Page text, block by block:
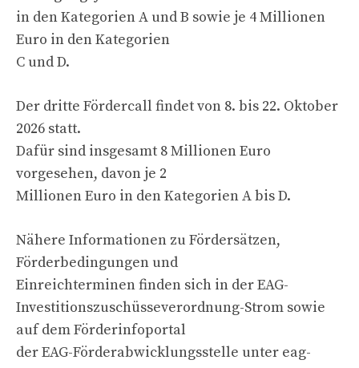
in den Kategorien A und B sowie je 4 Millionen
Euro in den Kategorien
C und D.
Der dritte Fördercall findet von 8. bis 22. Oktober
2026 statt.
Dafür sind insgesamt 8 Millionen Euro
vorgesehen, davon je 2
Millionen Euro in den Kategorien A bis D.
Nähere Informationen zu Fördersätzen,
Förderbedingungen und
Einreichterminen finden sich in der EAG-
Investitionszuschüsseverordnung-Strom sowie
auf dem Förderinfoportal
der EAG-Förderabwicklungsstelle unter eag-